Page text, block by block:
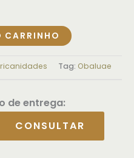
CARRINHO
Tag: Obaluae
de entrega:
CONSULTAR